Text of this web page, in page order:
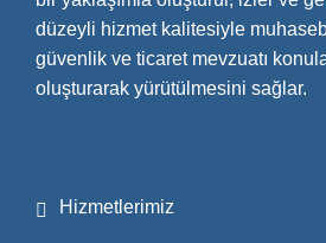
düzeyli hizmet kalitesiyle
güvenlik ve ticaret mevzuatı
oluşturarak yürütülmesini sağlar.
Hizmetlerimiz